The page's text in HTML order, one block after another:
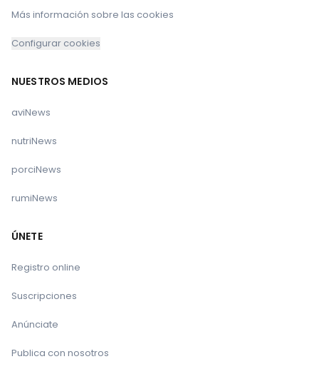
Más información sobre las cookies
Configurar cookies
NUESTROS MEDIOS
aviNews
nutriNews
porciNews
rumiNews
ÚNETE
Registro online
Suscripciones
Anúnciate
Publica con nosotros